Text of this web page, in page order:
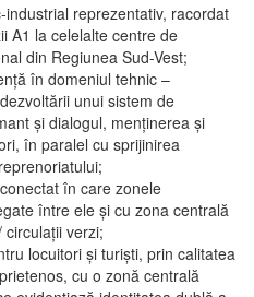
reprezentativ, racordat
A1 la celelalte centre de
din Regiunea Sud-Vest;
în domeniul tehnic –
unui sistem de
şi dialogul, menţinerea şi
în paralel cu sprijinirea
în care zonele
între ele şi cu zona centrală
verzi;
locuitori şi turişti, prin calitatea
cu o zonă centrală